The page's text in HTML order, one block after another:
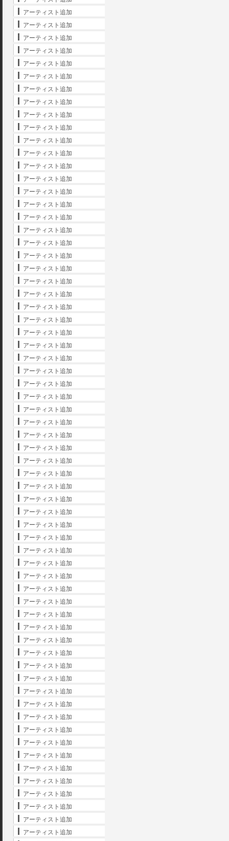
アーティスト追加
アーティスト追加
アーティスト追加
アーティスト追加
アーティスト追加
アーティスト追加
アーティスト追加
アーティスト追加
アーティスト追加
アーティスト追加
アーティスト追加
アーティスト追加
アーティスト追加
アーティスト追加
アーティスト追加
アーティスト追加
アーティスト追加
アーティスト追加
アーティスト追加
アーティスト追加
アーティスト追加
アーティスト追加
アーティスト追加
アーティスト追加
アーティスト追加
アーティスト追加
アーティスト追加
アーティスト追加
アーティスト追加
アーティスト追加
アーティスト追加
アーティスト追加
アーティスト追加
アーティスト追加
アーティスト追加
アーティスト追加
アーティスト追加
アーティスト追加
アーティスト追加
アーティスト追加
アーティスト追加
アーティスト追加
アーティスト追加
アーティスト追加
アーティスト追加
アーティスト追加
アーティスト追加
アーティスト追加
アーティスト追加
アーティスト追加
アーティスト追加
アーティスト追加
アーティスト追加
アーティスト追加
アーティスト追加
アーティスト追加
アーティスト追加
アーティスト追加
アーティスト追加
アーティスト追加
アーティスト追加
アーティスト追加
アーティスト追加
アーティスト追加
アーティスト追加